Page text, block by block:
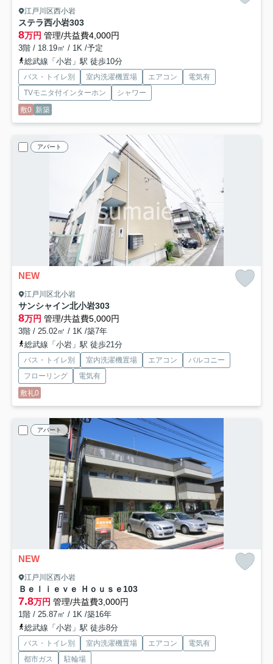
江戸川区西小岩
ステラ西小岩303
8万円 管理/共益費4,000円
3階 / 18.19㎡ / 1K /予定
総武線「小岩」駅 徒歩10分
バス・トイレ別 室内洗濯機置場 エアコン
電気有
TVモニタ付インターホン
シャワー
敷0 新築
アパート
NEW
江戸川区北小岩
サンシャイン北小岩303
8万円 管理/共益費5,000円
3階 / 25.02㎡ / 1K /築7年
総武線「小岩」駅 徒歩21分
バス・トイレ別 室内洗濯機置場 エアコン
バルコニー
フローリング
電気有
敷礼0
アパート
NEW
江戸川区西小岩
Ｂｅｌｉｅｖｅ Ｈｏｕｓｅ 103
7.8万円 管理/共益費3,000円
1階 / 25.87㎡ / 1K /築16年
総武線「小岩」駅 徒歩8分
バス・トイレ別 室内洗濯機置場 エアコン
電気有
都市ガス
駐輪場